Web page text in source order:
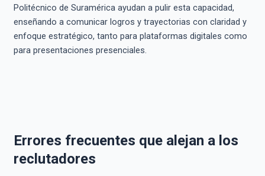
Politécnico de Suramérica ayudan a pulir esta capacidad,
enseñando a comunicar logros y trayectorias con claridad y
enfoque estratégico, tanto para plataformas digitales como
para presentaciones presenciales.
Errores frecuentes que alejan a los
reclutadores